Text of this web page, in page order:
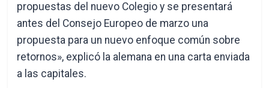
propuestas del nuevo Colegio y se presentará
antes del Consejo Europeo de marzo una
propuesta para un nuevo enfoque común sobre
retornos», explicó la alemana en una carta enviada
a las capitales.